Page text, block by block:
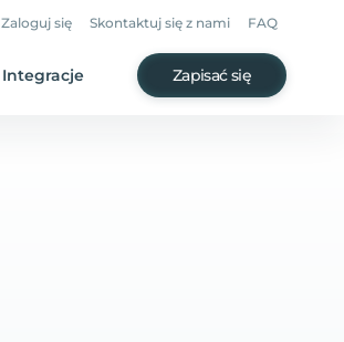
Zaloguj się Skontaktuj się z nami FAQ
Integracje Zapisać się